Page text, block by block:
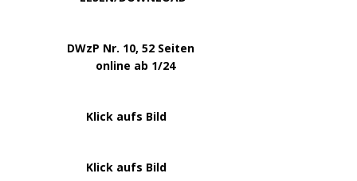
DWzP Nr. 10, 52 Seiten
online ab 1/24
Klick aufs Bild
Klick aufs Bild